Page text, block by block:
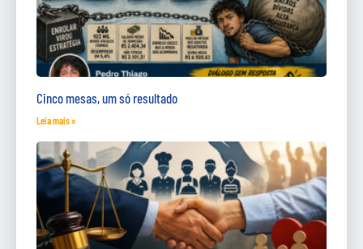
Cinco mesas, um só resultado
Leia mais »